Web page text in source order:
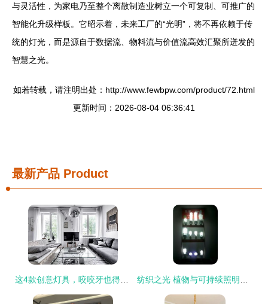
与灵活性，为家电乃至整个离散制造业树立一个可复制、可推广的
智能化升级样板。它昭示着，未来工厂的“光明”，将不再依赖于传
统的灯光，而是源自于数据流、物料流与价值流高效汇聚所迸发的
智慧之光。
如若转载，请注明出处：http://www.fewbpw.com/product/72.html
更新时间：2026-08-04 06:36:41
最新产品 Product